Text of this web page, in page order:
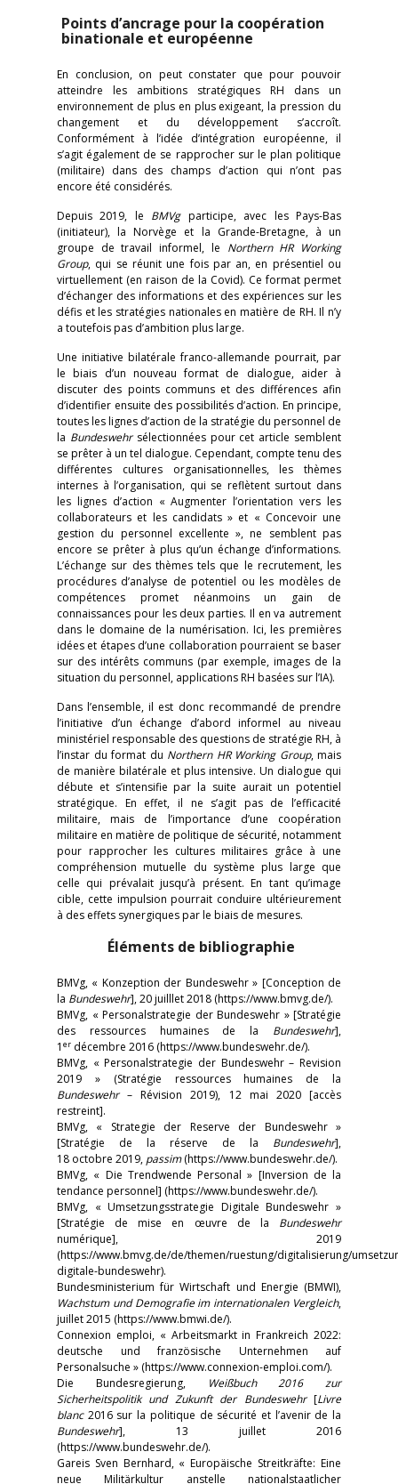
Points d’ancrage pour la coopération
binationale et européenne
En conclusion, on peut constater que pour pouvoir
atteindre les ambitions stratégiques RH dans un
environnement de plus en plus exigeant, la pression du
changement et du développement s’accroît.
Conformément à l’idée d’intégration européenne, il
s’agit également de se rapprocher sur le plan politique
(militaire) dans des champs d’action qui n’ont pas
encore été considérés.
Depuis 2019, le BMVgparticipe, avec les Pays-Bas
(initiateur), la Norvège et la Grande-Bretagne, à un
groupe de travail informel, le Northern HR Working
Group, qui se réunit une fois par an, en présentiel ou
virtuellement (en raison de la Covid). Ce format permet
d’échanger des informations et des expériences sur les
défis et les stratégies nationales en matière de RH. Il n’y
a toutefois pas d’ambition plus large.
Une initiative bilatérale franco-allemande pourrait, par
le biais d’un nouveau format de dialogue, aider à
discuter des points communs et des différences afin
d’identifier ensuite des possibilités d’action. En principe,
toutes les lignes d’action de la stratégie du personnel de
la Bundeswehrsélectionnées pour cet article semblent
se prêter à un tel dialogue. Cependant, compte tenu des
différentes cultures organisationnelles, les thèmes
internes à l’organisation, qui se reflètent surtout dans
les lignes d’action « Augmenter l’orientation vers les
collaborateurs et les candidats » et « Concevoir une
gestion du personnel excellente », ne semblent pas
encore se prêter à plus qu’un échange d’informations.
L’échange sur des thèmes tels que le recrutement, les
procédures d’analyse de potentiel ou les modèles de
compétences promet néanmoins un gain de
connaissances pour les deux parties. Il en va autrement
dans le domaine de la numérisation. Ici, les premières
idées et étapes d’une collaboration pourraient se baser
sur des intérêts communs (par exemple, images de la
situation du personnel, applications RH basées sur l’IA).
Dans l’ensemble, il est donc recommandé de prendre
l’initiative d’un échange d’abord informel au niveau
ministériel responsable des questions de stratégie RH, à
l’instar du format du Northern HR Working Group, mais
de manière bilatérale et plus intensive. Un dialogue qui
débute et s’intensifie par la suite aurait un potentiel
stratégique. En effet, il ne s’agit pas de l’efficacité
militaire, mais de l’importance d’une coopération
militaire en matière de politique de sécurité, notamment
pour rapprocher les cultures militaires grâce à une
compréhension mutuelle du système plus large que
celle qui prévalait jusqu’à présent. En tant qu’image
cible, cette impulsion pourrait conduire ultérieurement
à des effets synergiques par le biais de mesures.
Éléments de bibliographie
BMVg, « Konzeption der Bundeswehr » [Conception de
la Bundeswehr], 20 juilllet 2018 (https://www.bmvg.de/).
BMVg, « Personalstrategie der Bundeswehr » [Stratégie
des ressources humaines de la Bundeswehr],
1 er décembre 2016 (https://www.bundeswehr.de/).
BMVg, « Personalstrategie der Bundeswehr – Revision
2019 » (Stratégie ressources humaines de la
Bundeswehr– Révision 2019), 12 mai 2020 [accès
restreint].
BMVg, « Strategie der Reserve der Bundeswehr »
[Stratégie de la réserve de la Bundeswehr],
18 octobre 2019, passim(https://www.bundeswehr.de/).
BMVg, « Die Trendwende Personal » [Inversion de la
tendance personnel] (https://www.bundeswehr.de/).
BMVg, « Umsetzungsstrategie Digitale Bundeswehr »
[Stratégie de mise en œuvre de la Bundeswehr
numérique], 2019
(https://www.bmvg.de/de/themen/ruestung/digitalisierung/
digitale-bundeswehr).
Bundesministerium für Wirtschaft und Energie (BMWI),
Wachstum und Demografie im internationalen Vergleich,
juillet 2015 (https://www.bmwi.de/).
Connexion emploi, « Arbeitsmarkt in Frankreich 2022:
deutsche und französische Unternehmen auf
Personalsuche » (https://www.connexion-emploi.com/).
Die Bundesregierung,
Weißbuch 2016 zur
Sicherheitspolitik und Zukunft der Bundeswehr[Livre
blanc2016 sur la politique de sécurité et l’avenir de la
Bundeswehr], 13 juillet 2016
(https://www.bundeswehr.de/).
Gareis Sven Bernhard, « Europäische Streitkräfte: Eine
neue Militärkultur anstelle nationalstaatlicher